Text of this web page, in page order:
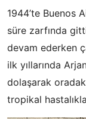
1944’te Buenos
süre zarfında
devam ederken
ilk yıllarında
dolaşarak
tropikal